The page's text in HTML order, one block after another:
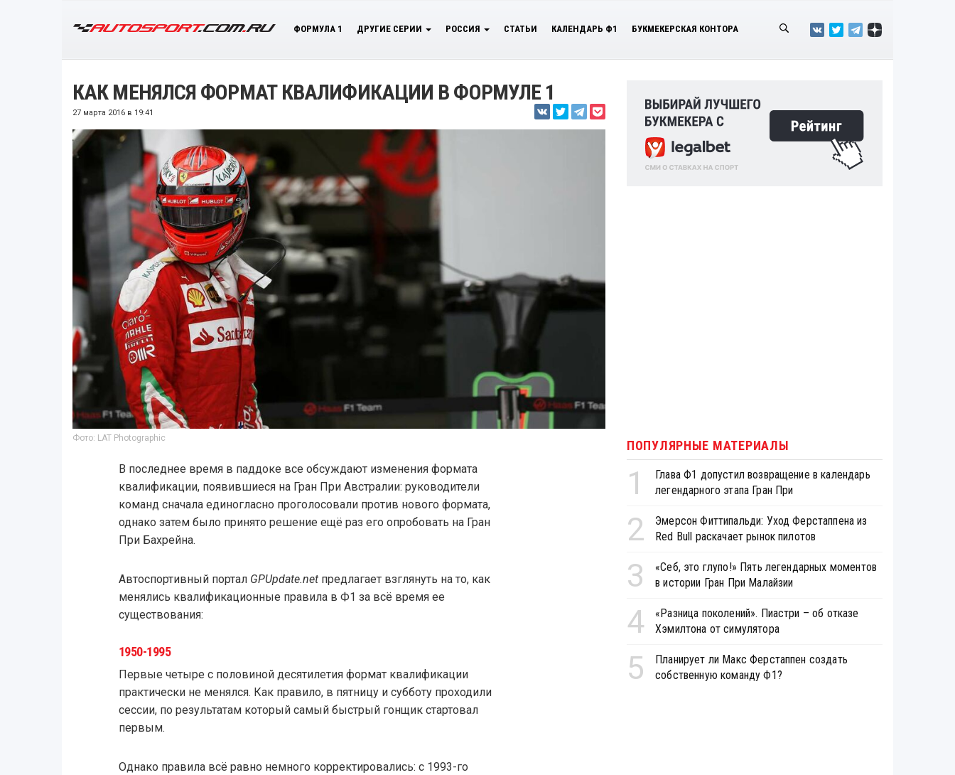
ФОРМУЛА 1 ДРУГИЕ СЕРИИ РОССИЯ СТАТЬИ КАЛЕНДАРЬ Ф1 БУКМЕКЕРСКАЯ КОНТОРА
КАК МЕНЯЛСЯ ФОРМАТ КВАЛИФИКАЦИИ В ФОРМУЛЕ 1
27 марта 2016 в 19:41
Фото: LAT Photographic
В последнее время в паддоке все обсуждают изменения формата
квалификации, появившиеся на Гран При Австралии: руководители
команд сначала единогласно проголосовали против нового формата,
однако затем было принято решение ещё раз его опробовать на Гран
При Бахрейна.
Автоспортивный портал GPUpdate.netпредлагает взглянуть на то, как
менялись квалификационные правила в Ф1 за всё время ее
существования:
1950-1995
Первые четыре с половиной десятилетия формат квалификации
практически не менялся. Как правило, в пятницу и субботу проходили
сессии, по результатам который самый быстрый гонщик стартовал
первым.
Однако правила всё равно немного корректировались: с 1993-го
ПОПУЛЯРНЫЕ МАТЕРИАЛЫ
1
Глава Ф1 допустил возвращение в календарь
легендарного этапа Гран При
2
Эмерсон Фиттипальди: Уход Ферстаппена из
Red Bull раскачает рынок пилотов
3
«Себ, это глупо!» Пять легендарных моментов
в истории Гран При Малайзии
4
«Разница поколений». Пиастри – об отказе
Хэмилтона от симулятора
5
Планирует ли Макс Ферстаппен создать
собственную команду Ф1?